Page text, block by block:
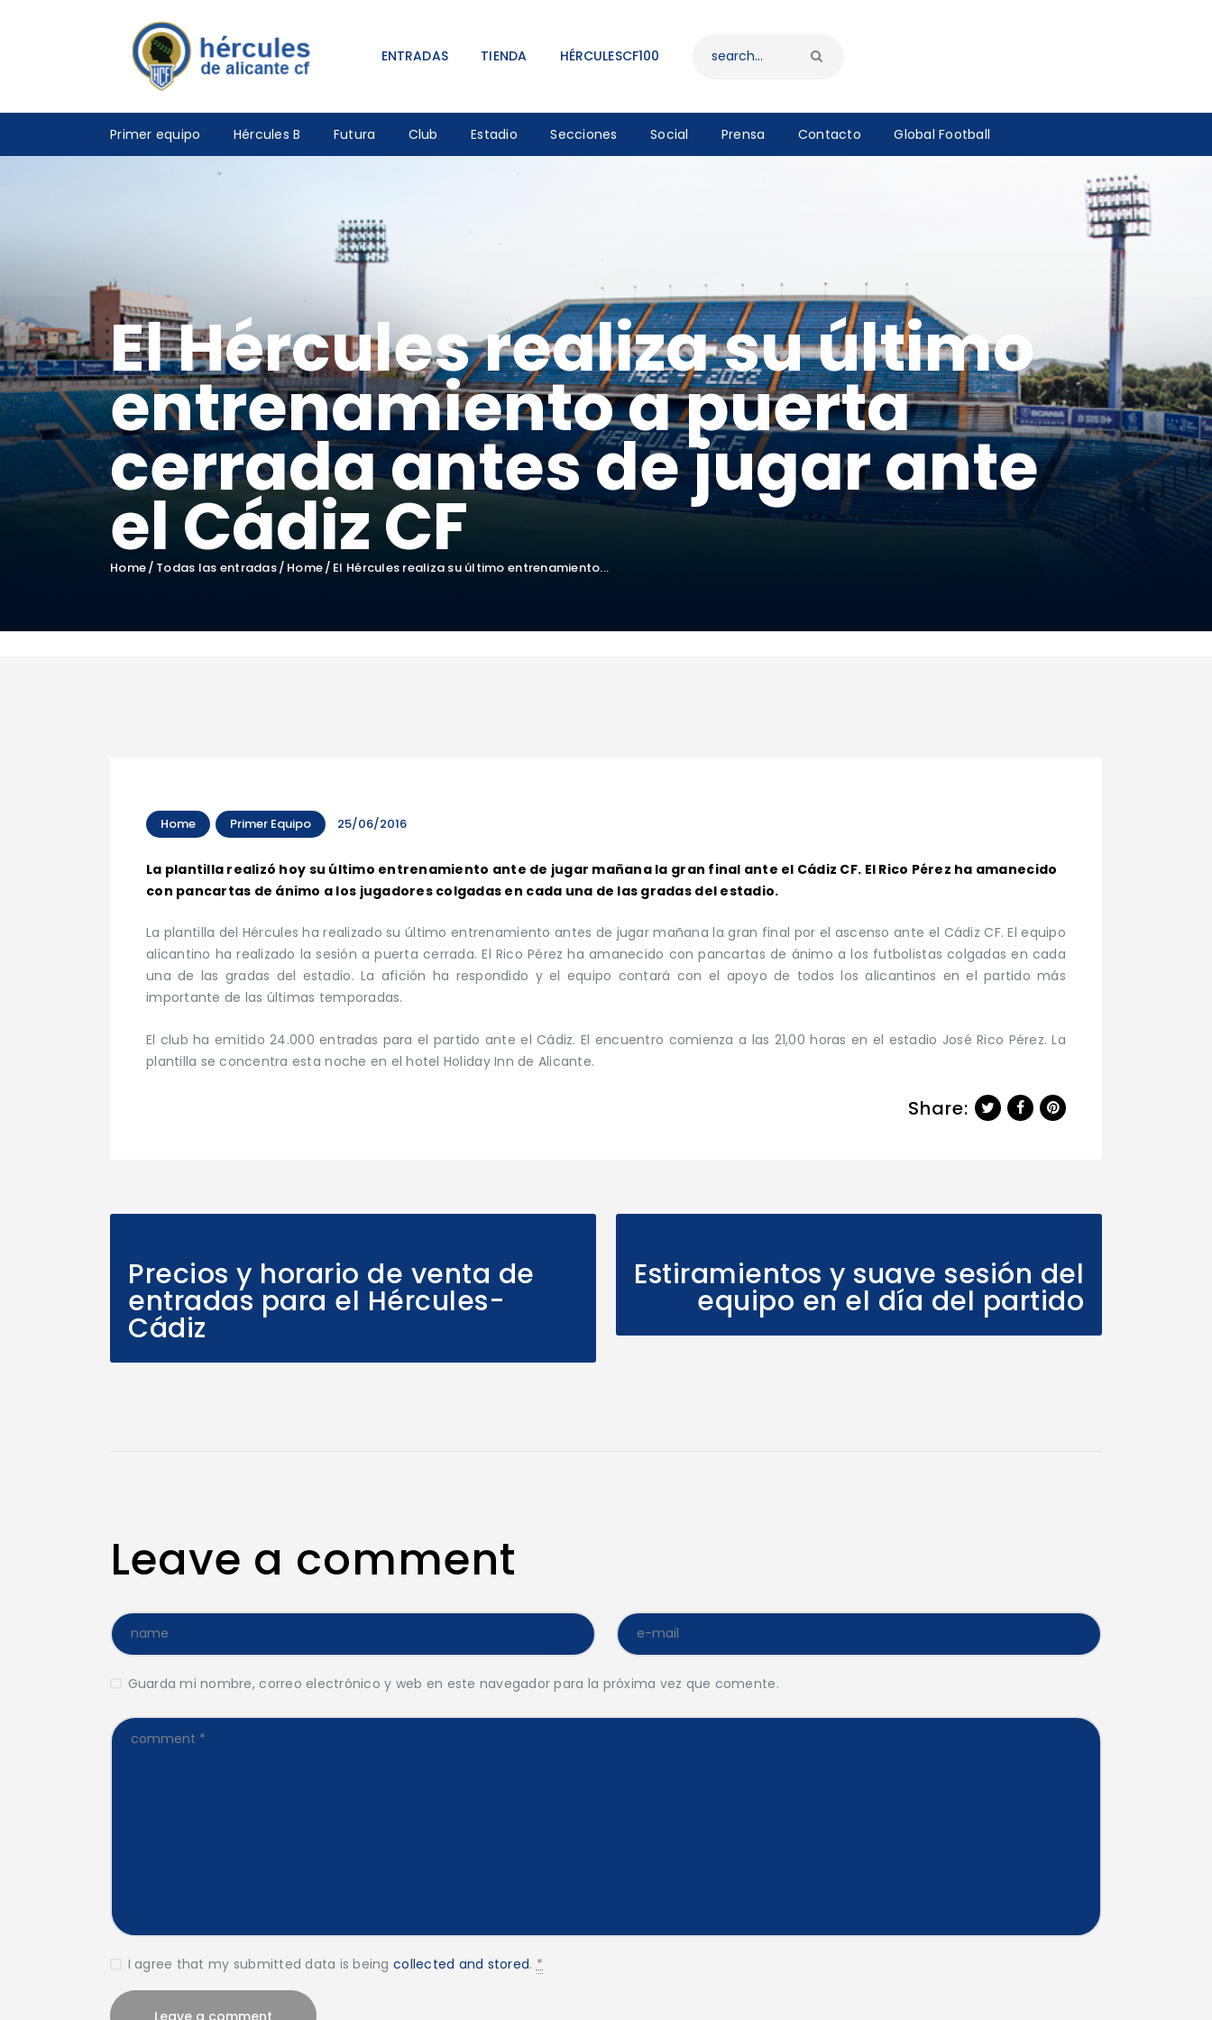
ENTRADAS TIENDA HÉRCULESCF100
Primer equipo Hércules B Futura Club Estadio Secciones Social Prensa Contacto Global Football
El Hércules realiza su último
entrenamiento a puerta
cerrada antes de jugar ante
el Cádiz CF
Home Todas las entradas Home El Hércules realiza su último entrenamiento...
TIENDA
Home Primer Equipo 25/06/2016
La plantilla realizó hoy su último entrenamiento ante de jugar mañana la gran final ante el Cádiz CF. El Rico Pérez ha amanecido
con pancartas de ánimo a los jugadores colgadas en cada una de las gradas del estadio.
La plantilla del Hércules ha realizado su último entrenamiento antes de jugar mañana la gran final por el ascenso ante el Cádiz CF. El equipo
alicantino ha realizado la sesión a puerta cerrada. El Rico Pérez ha amanecido con pancartas de ánimo a los futbolistas colgadas en cada
una de las gradas del estadio. La afición ha respondido y el equipo contará con el apoyo de todos los alicantinos en el partido más
importante de las últimas temporadas.
El club ha emitido 24.000 entradas para el partido ante el Cádiz. El encuentro comienza a las 21,00 horas en el estadio José Rico Pérez. La
plantilla se concentra esta noche en el hotel Holiday Inn de Alicante.
Share:
Precios y horario de venta de
entradas para el Hércules-
Cádiz
Estiramientos y suave sesión del
equipo en el día del partido
Leave a comment
Guarda mi nombre, correo electrónico y web en este navegador para la próxima vez que comente.
I agree that my submitted data is being collected and stored. *